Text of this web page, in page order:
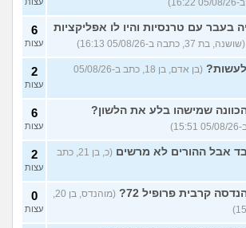
רוצה
בן 27)
20
עצות
מה
6
עצות
(אלי, בן
9
עצות
ראשון 3
עצות
(רואי, בן
8
עצות
בעבר עם טרנסיות והיו לו אפליקציות
(שושנה, בת 37, כתבה ב-05/08/26 16:13)
6
עצות
(בן אדם, בן 18, כתב ב-05/08/26
2
עצות
שמישהו בלע את הלשון? 6
עצות
אבל ההורים לא מרשים
(כ, בן 21, כתב
2
עצות
קרבית פרופיל 72?
(מוהנדס, בן 20,
0
עצות